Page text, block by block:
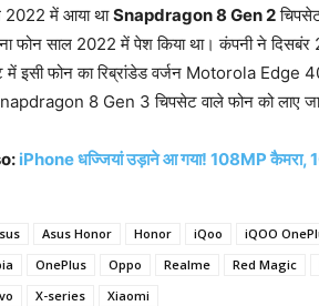
2022 में आया थाSnapdragon 8 Gen 2
फोन साल 2022 में पेश किया था। कंपनी ने
में इसी फोन का रिब्रांडेड वर्जन Motorola Edge
8 Gen 3 चिपसेट वाले फोन को लाए
iPhone धज्जियां उड़ाने आ गया! 108MP कैमरा,
Asus Honor Honor iQoo iQOO
OnePlus Oppo Realme Red Magic
X-series Xiaomi